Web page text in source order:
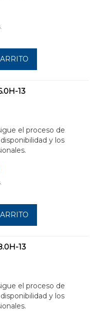
13
el proceso de
y los
13
el proceso de
y los